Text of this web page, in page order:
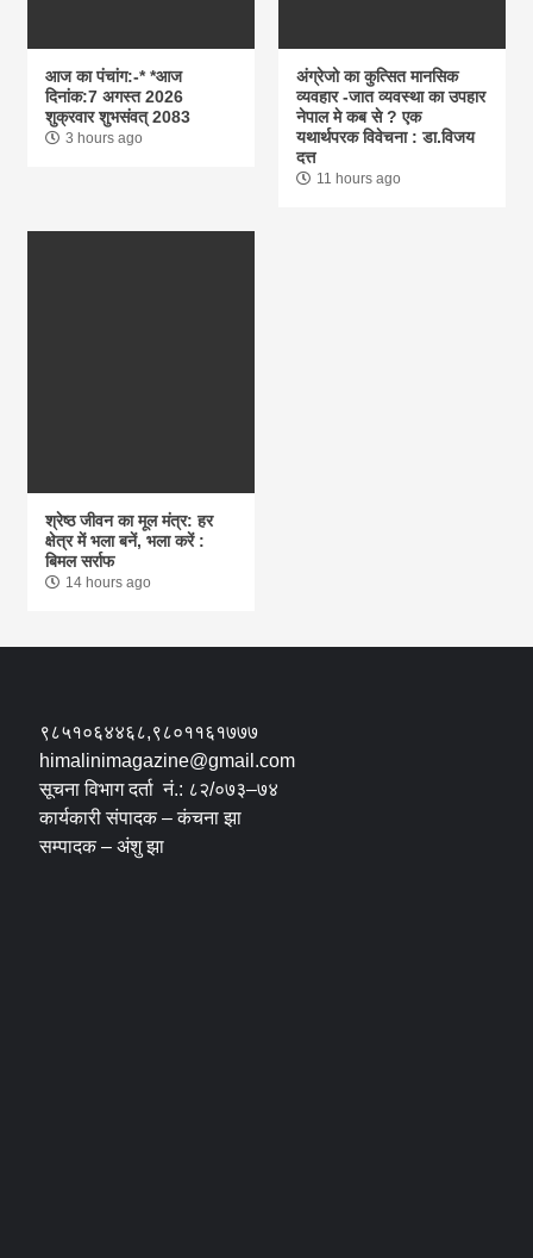
आज का पंचांग:-* *आज
दिनांक:7 अगस्त 2026
शुक्रवार शुभसंवत् 2083
3 hours ago
अंग्रेजो का कुत्सित मानसिक
व्यवहार -जात व्यवस्था का उपहार
नेपाल मे कब से ? एक
यथार्थपरक विवेचना : डा.विजय
दत्त
11 hours ago
श्रेष्ठ जीवन का मूल मंत्र: हर
क्षेत्र में भला बनें, भला करें :
बिमल सर्राफ
14 hours ago
९८५१०६४४६८,९८०११६१७७७
himalinimagazine@gmail.com
सूचना विभाग दर्ता नं.: ८२/०७३–७४
कार्यकारी संपादक – कंचना झा
सम्पादक – अंशु झा